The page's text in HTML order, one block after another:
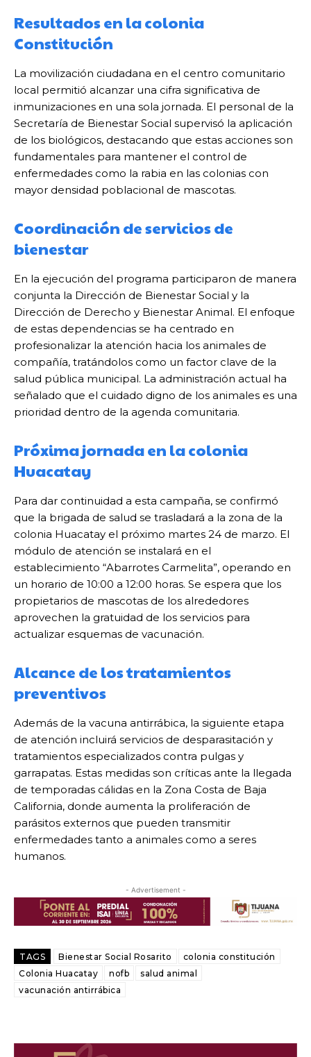
Resultados en la colonia
Constitución
La movilización ciudadana en el centro comunitario
local permitió alcanzar una cifra significativa de
inmunizaciones en una sola jornada. El personal de la
Secretaría de Bienestar Social supervisó la aplicación
de los biológicos, destacando que estas acciones son
fundamentales para mantener el control de
enfermedades como la rabia en las colonias con
mayor densidad poblacional de mascotas.
Coordinación de servicios de
bienestar
En la ejecución del programa participaron de manera
conjunta la Dirección de Bienestar Social y la
Dirección de Derecho y Bienestar Animal. El enfoque
de estas dependencias se ha centrado en
profesionalizar la atención hacia los animales de
compañía, tratándolos como un factor clave de la
salud pública municipal. La administración actual ha
señalado que el cuidado digno de los animales es una
prioridad dentro de la agenda comunitaria.
Próxima jornada en la colonia
Huacatay
Para dar continuidad a esta campaña, se confirmó
que la brigada de salud se trasladará a la zona de la
colonia Huacatay el próximo martes 24 de marzo. El
módulo de atención se instalará en el
establecimiento “Abarrotes Carmelita”, operando en
un horario de 10:00 a 12:00 horas. Se espera que los
propietarios de mascotas de los alrededores
aprovechen la gratuidad de los servicios para
actualizar esquemas de vacunación.
Alcance de los tratamientos
preventivos
Además de la vacuna antirrábica, la siguiente etapa
de atención incluirá servicios de desparasitación y
tratamientos especializados contra pulgas y
garrapatas. Estas medidas son críticas ante la llegada
de temporadas cálidas en la Zona Costa de Baja
California, donde aumenta la proliferación de
parásitos externos que pueden transmitir
enfermedades tanto a animales como a seres
humanos.
- Advertisement -
TAGS Bienestar Social Rosarito
colonia constitución
Colonia Huacatay
nofb
salud animal
vacunación antirrábica